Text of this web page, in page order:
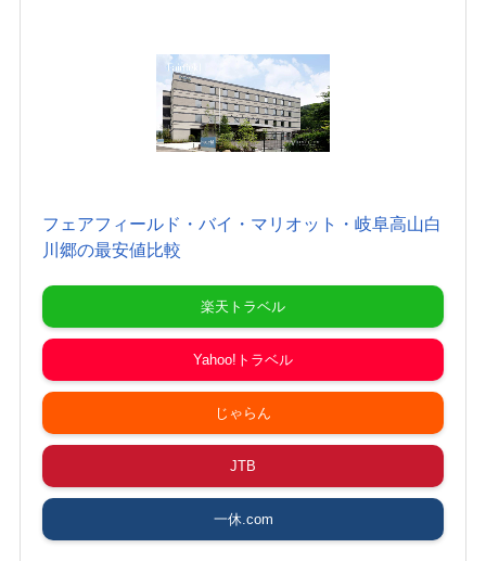
フェアフィールド・バイ・マリオット・岐阜高山白
川郷の最安値比較
楽天トラベル
Yahoo!トラベル
じゃらん
JTB
一休.com